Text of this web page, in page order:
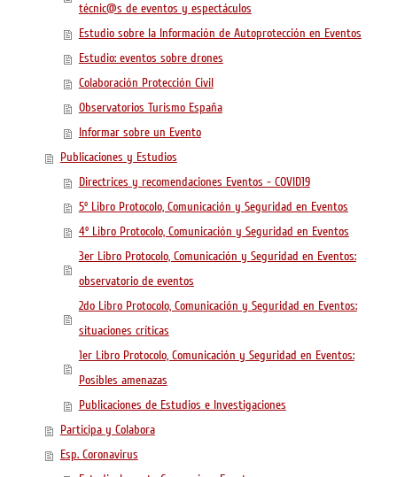
técnic@s de eventos y espectáculos
Estudio sobre la Información de Autoprotección en Eventos
Estudio: eventos sobre drones
Colaboración Protección Civil
Observatorios Turismo España
Informar sobre un Evento
Publicaciones y Estudios
Directrices y recomendaciones Eventos - COVID19
5º Libro Protocolo, Comunicación y Seguridad en Eventos
4º Libro Protocolo, Comunicación y Seguridad en Eventos
3er Libro Protocolo, Comunicación y Seguridad en Eventos:
observatorio de eventos
2do Libro Protocolo, Comunicación y Seguridad en Eventos:
situaciones críticas
1er Libro Protocolo, Comunicación y Seguridad en Eventos:
Posibles amenazas
Publicaciones de Estudios e Investigaciones
Participa y Colabora
Esp. Coronavirus